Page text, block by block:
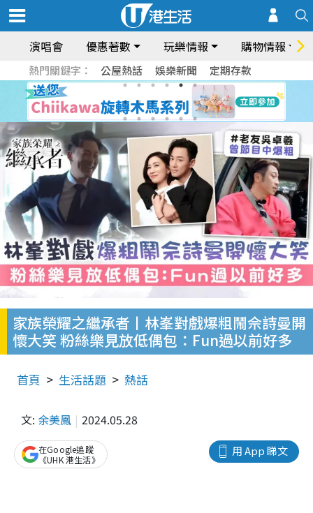
演唱會 優惠著數 玩樂情報 購物情報
熱門關鍵字： 公屋熱話 娛樂新聞 定期存款
家族榮耀之繼承者丨林峯對戲爆粗鬧佘詩曼開
懷大笑 粉絲樂見放低偶包：Fun過以前好多
首頁 生活話題 熱話
文: 余美鳳 2024.05.28
用 App 睇文
在Google追蹤
《UHK 港生活》